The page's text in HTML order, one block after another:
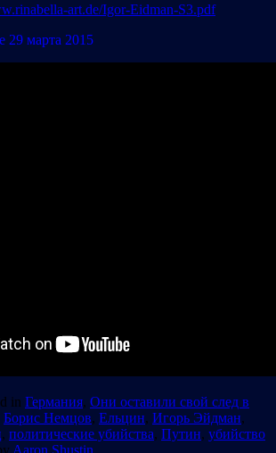
art.de/Igor-Eidman-S3.pdf
29 марта 2015
in Германия, Они оставили свой след в
Борис Немцов, Ельцин, Игорь Эйдман,
, политические убийства, Путин, убийство
Aaron Shustin